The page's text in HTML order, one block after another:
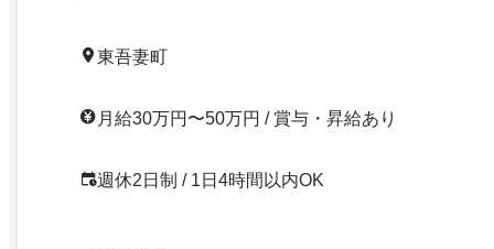
東吾妻町
月給30万円〜50万円 / 賞与・昇給あり
週休2日制 / 1日4時間以内OK